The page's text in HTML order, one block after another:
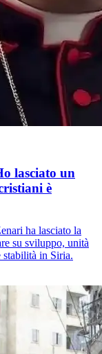
lasciato un
è
ha lasciato la
su sviluppo, unità
stabilità in Siria.